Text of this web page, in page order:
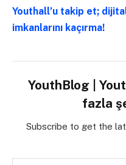
Youthall’u takip et;
imkanlarını kaçırma!
YouthBlog |
fazla
Subscribe to get the
E-postanızı yazın…